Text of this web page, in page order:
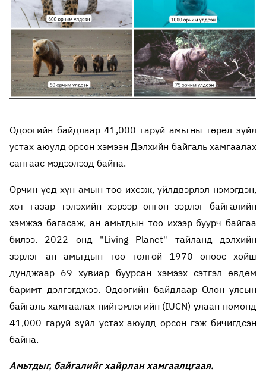
Одоогийн байдлаар 41,000 гаруй амьтны төрөл зүйл
устах аюулд орсон хэмээн Дэлхийн байгаль хамгаалах
сангаас мэдээлээд байна.
Орчин үед хүн амын тоо ихсэж, үйлдвэрлэл нэмэгдэн,
хот газар тэлэхийн хэрээр онгон зэрлэг байгалийн
хэмжээ багасаж, ан амьтдын тоо ихээр буурч байгаа
билээ. 2022 онд "Living Planet" тайланд дэлхийн
зэрлэг ан амьтдын тоо толгой 1970 оноос хойш
дунджаар 69 хувиар буурсан хэмээх сэтгэл өвдөм
баримт дэлгэгджээ. Одоогийн байдлаар Олон улсын
байгаль хамгаалах нийгэмлэгийн (IUCN) улаан номонд
41,000 гаруй зүйл устах аюулд орсон гэж бичигдсэн
байна.
Амьтдыг, байгалийг хайрлан хамгаалцгаая.